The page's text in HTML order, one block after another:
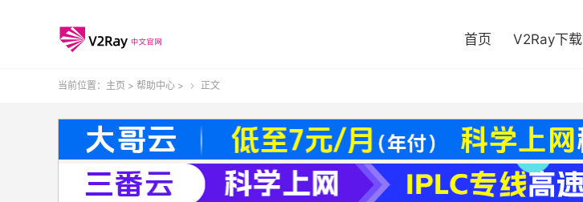
首页 V2Ray下载
当前位置： 主页 > 帮助中心 >  正文